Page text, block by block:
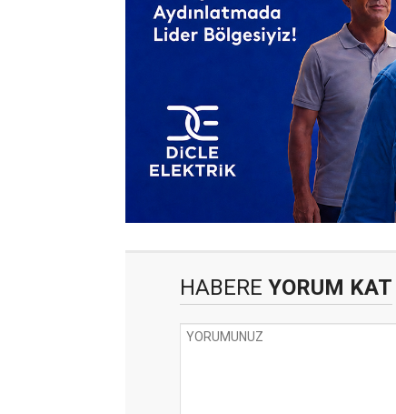
HABERE YORUM KAT